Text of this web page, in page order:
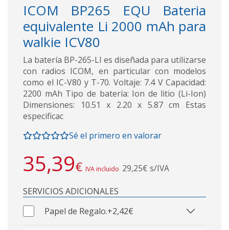
ICOM BP265 EQU Bateria
equivalente Li 2000 mAh para
walkie ICV80
La batería BP-265-LI es diseñada para utilizarse
con radios ICOM, en particular con modelos
como el IC-V80 y T-70. Voltaje: 7.4 V Capacidad:
2200 mAh Tipo de batería: Ion de litio (Li-Ion)
Dimensiones: 10.51 x 2.20 x 5.87 cm Estas
especificac
Sé el primero en valorar
35,39€ IVA incluido 29,25€ s/IVA
SERVICIOS ADICIONALES
Papel de Regalo.+2,42€